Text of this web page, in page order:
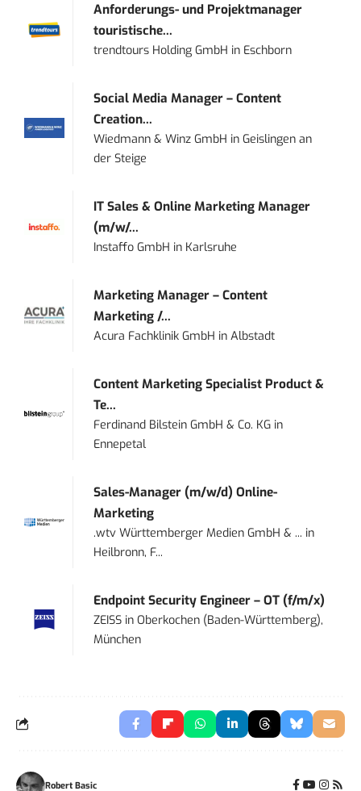
Anforderungs- und Projektmanager
touristische...
trendtours Holding GmbH in Eschborn
Social Media Manager – Content
Creation...
Wiedmann & Winz GmbH inGeislingen an
der Steige
IT Sales & Online Marketing Manager
(m/w/...
Instaffo GmbH in Karlsruhe
Marketing Manager – Content
Marketing /...
Acura Fachklinik GmbH inAlbstadt
Content Marketing Specialist Product &
Te...
Ferdinand Bilstein GmbH & Co. KG in
Ennepetal
Sales-Manager (m/w/d) Online-
Marketing
.wtv Württemberger Medien GmbH & ... in
Heilbronn, F...
Endpoint Security Engineer – OT (f/m/x)
ZEISS inOberkochen (Baden-Württemberg),
München
Robert Basic